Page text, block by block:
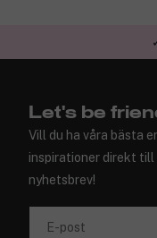
Let's be
Vill du ha våra bästa
inspirationer direkt till
nyhetsbrev!
E-post